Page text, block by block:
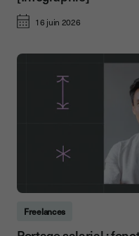
16 juin 2026
Freelances